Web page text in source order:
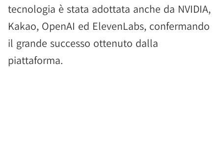
tecnologia è stata adottata anche da NVIDIA,
Kakao, OpenAI ed ElevenLabs, confermando
il grande successo ottenuto dalla
piattaforma.